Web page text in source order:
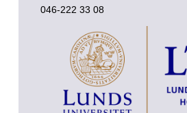
046-222 33 08